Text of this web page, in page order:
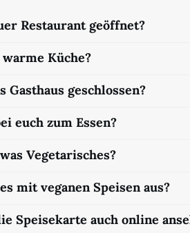
Restaurant geöffnet?
warme Küche?
Gasthaus geschlossen?
euch zum Essen?
Vegetarisches?
mit veganen Speisen aus?
Speisekarte auch online